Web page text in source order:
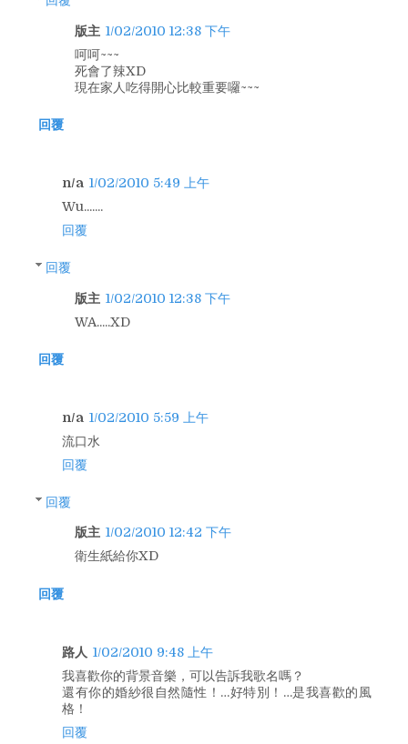
版主 1/02/2010 12:38 下午
呵呵~~~
死會了辣XD
現在家人吃得開心比較重要囉~~~
回覆
n/a 1/02/2010 5:49 上午
Wu.......
回覆
回覆
版主 1/02/2010 12:38 下午
WA.....XD
回覆
n/a 1/02/2010 5:59 上午
流口水
回覆
回覆
版主 1/02/2010 12:42 下午
衛生紙給你XD
回覆
路人 1/02/2010 9:48 上午
我喜歡你的背景音樂，可以告訴我歌名嗎？
還有你的婚紗很自然隨性！…好特別！…是我喜歡的風
格！
回覆